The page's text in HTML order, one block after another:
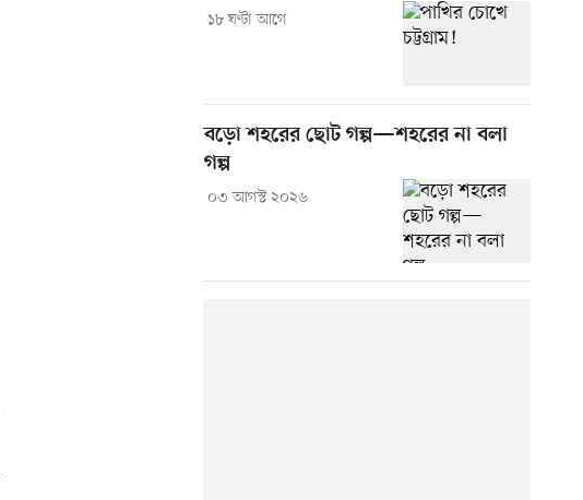
১৮ ঘণ্টা আগে
বড়ো শহরের ছোট গল্প—শহরের না বলা
গল্প
০৩ আগস্ট ২০২৬